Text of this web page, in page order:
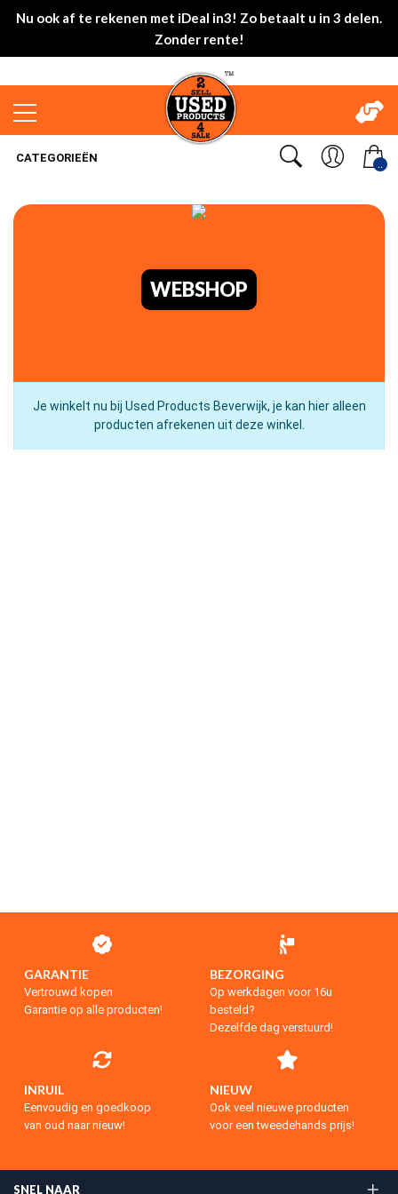
Nu ook af te rekenen met iDeal in3! Zo betaalt u in 3 delen.
Zonder rente!
..
CATEGORIEËN
WEBSHOP
Je winkelt nu bij Used Products Beverwijk, je kan hier alleen
producten afrekenen uit deze winkel.
GARANTIE
Vertrouwd kopen
Garantie op alle producten!
BEZORGING
Op werkdagen voor 16u
besteld?
Dezelfde dag verstuurd!
INRUIL
Eenvoudig en goedkoop
van oud naar nieuw!
NIEUW
Ook veel nieuwe producten
voor een tweedehands prijs!
SNEL NAAR